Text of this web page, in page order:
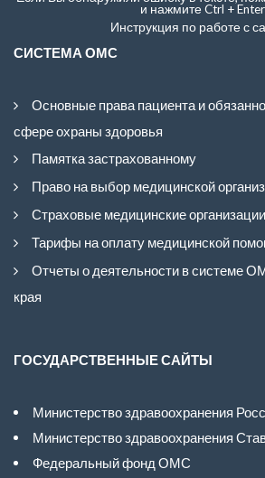
и нажмите Ctrl + Enter
Инструкция по работе с
СИСТЕМА ОМС
Основные права пациента и
сфере охраны здоровья
Памятка застрахованному
Право на выбор медицинской
Страховые медицинские организации
Тарифы на оплату медицинской
Отчеты о деятельности в системе
края
ГОСУДАРСТВЕННЫЕ САЙТЫ
Министерство здравоохранения
Министерство здравоохранения
Федеральный фонд ОМС